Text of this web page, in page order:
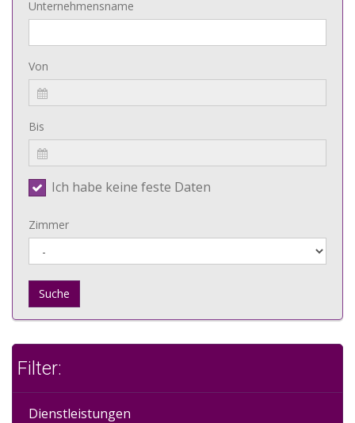
Unternehmensname
Von
Bis
Ich habe keine feste Daten
Zimmer
Suche
Filter:
Dienstleistungen